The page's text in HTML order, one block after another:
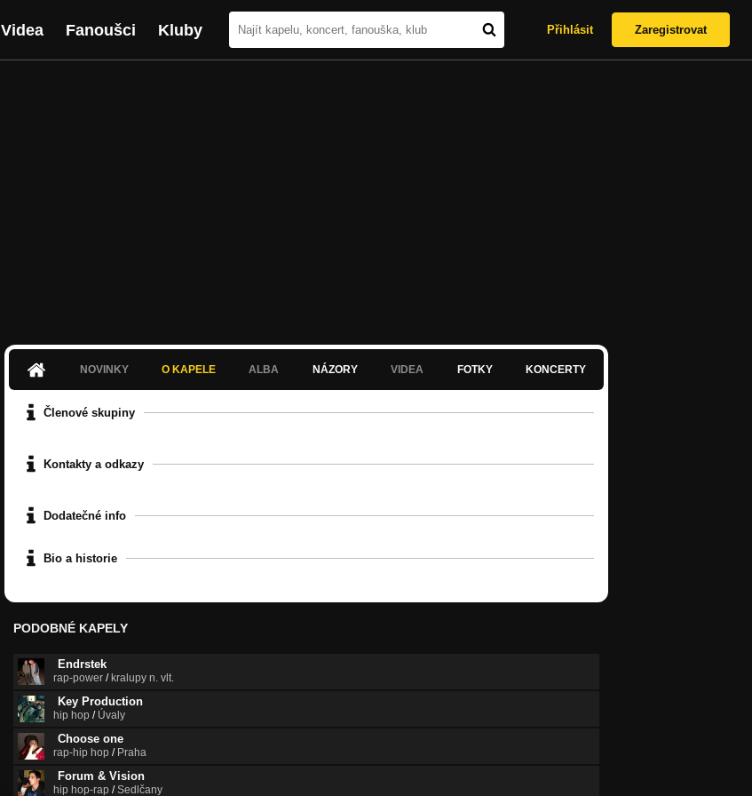
Videa Fanoušci Kluby Přihlásit Zaregistrovat
NOVINKY O KAPELE ALBA NÁZORY VIDEA FOTKY KONCERTY
Členové skupiny
Kontakty a odkazy
Dodatečné info
Bio a historie
PODOBNÉ KAPELY
Endrstek
rap-power / kralupy n. vlt.
Key Production
hip hop / Úvaly
Choose one
rap-hip hop / Praha
Forum & Vision
hip hop-rap /Sedlčany